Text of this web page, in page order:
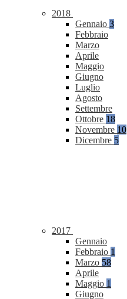
2018
Gennaio 3
Febbraio
Marzo
Aprile
Maggio
Giugno
Luglio
Agosto
Settembre
Ottobre 18
Novembre 10
Dicembre 5
2017
Gennaio
Febbraio 1
Marzo 58
Aprile
Maggio 1
Giugno